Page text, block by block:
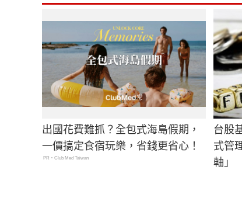
出國花費難抓？全包式海島假期，
一價搞定食宿玩樂，省錢更省心！
PR・Club Med Taiwan
台股
式管
軸」